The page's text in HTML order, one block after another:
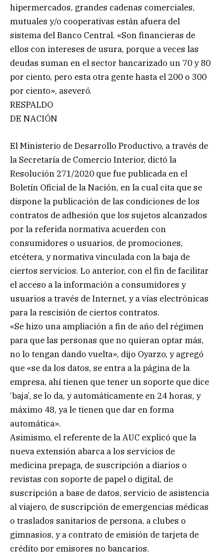
hipermercados, grandes cadenas comerciales,
mutuales y/o cooperativas están afuera del
sistema del Banco Central. «Son financieras de
ellos con intereses de usura, porque a veces las
deudas suman en el sector bancarizado un 70 y 80
por ciento, pero esta otra gente hasta el 200 o 300
por ciento», aseveró.
RESPALDO
DE NACIÓN
El Ministerio de Desarrollo Productivo, a través de
la Secretaría de Comercio Interior, dictó la
Resolución 271/2020 que fue publicada en el
Boletín Oficial de la Nación, en la cual cita que se
dispone la publicación de las condiciones de los
contratos de adhesión que los sujetos alcanzados
por la referida normativa acuerden con
consumidores o usuarios, de promociones,
etcétera, y normativa vinculada con la baja de
ciertos servicios. Lo anterior, con el fin de facilitar
el acceso a la información a consumidores y
usuarios a través de Internet, y a vías electrónicas
para la rescisión de ciertos contratos.
«Se hizo una ampliación a fin de año del régimen
para que las personas que no quieran optar más,
no lo tengan dando vuelta», dijo Oyarzo, y agregó
que «se da los datos, se entra a la página de la
empresa, ahí tienen que tener un soporte que dice
‘baja’, se lo da, y automáticamente en 24 horas, y
máximo 48, ya le tienen que dar en forma
automática».
Asimismo, el referente de la AUC explicó que la
nueva extensión abarca a los servicios de
medicina prepaga, de suscripción a diarios o
revistas con soporte de papel o digital, de
suscripción a base de datos, servicio de asistencia
al viajero, de suscripción de emergencias médicas
o traslados sanitarios de persona, a clubes o
gimnasios, y a contrato de emisión de tarjeta de
crédito por emisores no bancarios.